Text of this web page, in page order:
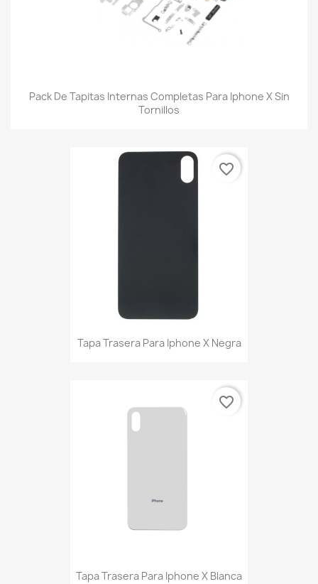
Pack De Tapitas Internas Completas Para Iphone X Sin
Tornillos
Tapa Trasera Para Iphone X Negra
favorite_border
Tapa Trasera Para Iphone X Blanca
favorite_border